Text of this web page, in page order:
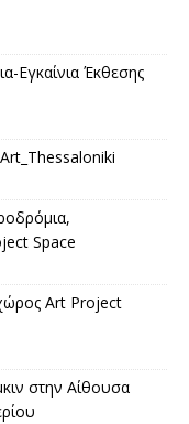
Έκθεσης
Space
Art Project
στην Αίθουσα